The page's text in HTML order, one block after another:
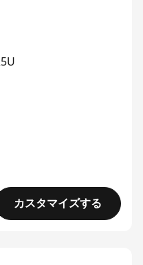
カスタマイズする